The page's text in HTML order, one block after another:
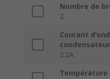
Nombre de
2
Courant
condensateur
2.2A